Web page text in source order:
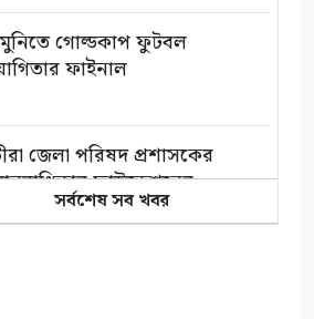
গোল্ডকাপ ফুটবল
ফাইনাল
জেলা পরিষদ প্রশাসকের
ফাউন্ডেশনের
সাক্ষাৎসর্বশেষ সব খবর